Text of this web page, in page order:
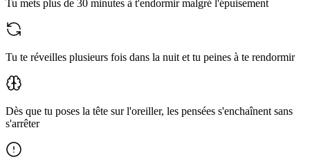
Tu mets plus de 30 minutes à t'endormir malgré l'épuisement
Tu te réveilles plusieurs fois dans la nuit et tu peines à te rendormir
Dès que tu poses la tête sur l'oreiller, les pensées s'enchaînent sans
s'arrêter